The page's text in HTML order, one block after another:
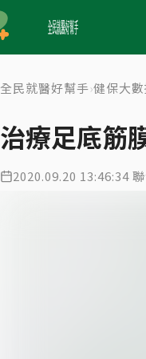
全民就醫好幫手›健保大數
治療足底筋
2020.09.20 13:46:34